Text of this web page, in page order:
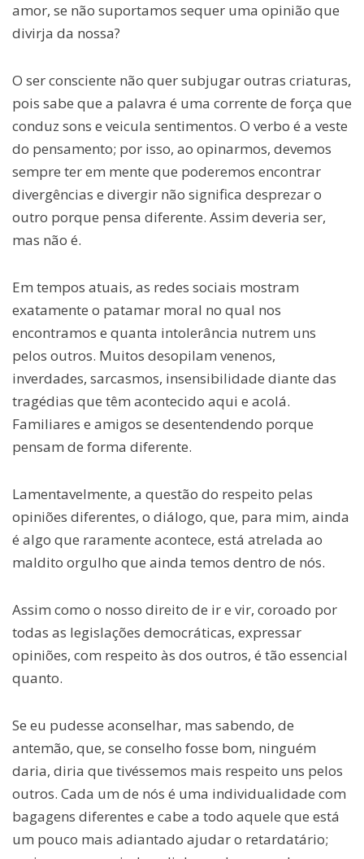
amor, se não suportamos sequer uma opinião que
divirja da nossa?
O ser consciente não quer subjugar outras criaturas,
pois sabe que a palavra é uma corrente de força que
conduz sons e veicula sentimentos. O verbo é a veste
do pensamento; por isso, ao opinarmos, devemos
sempre ter em mente que poderemos encontrar
divergências e divergir não significa desprezar o
outro porque pensa diferente. Assim deveria ser,
mas não é.
Em tempos atuais, as redes sociais mostram
exatamente o patamar moral no qual nos
encontramos e quanta intolerância nutrem uns
pelos outros. Muitos desopilam venenos,
inverdades, sarcasmos, insensibilidade diante das
tragédias que têm acontecido aqui e acolá.
Familiares e amigos se desentendendo porque
pensam de forma diferente.
Lamentavelmente, a questão do respeito pelas
opiniões diferentes, o diálogo, que, para mim, ainda
é algo que raramente acontece, está atrelada ao
maldito orgulho que ainda temos dentro de nós.
Assim como o nosso direito de ir e vir, coroado por
todas as legislações democráticas, expressar
opiniões, com respeito às dos outros, é tão essencial
quanto.
Se eu pudesse aconselhar, mas sabendo, de
antemão, que, se conselho fosse bom, ninguém
daria, diria que tivéssemos mais respeito uns pelos
outros. Cada um de nós é uma individualidade com
bagagens diferentes e cabe a todo aquele que está
um pouco mais adiantado ajudar o retardatário;